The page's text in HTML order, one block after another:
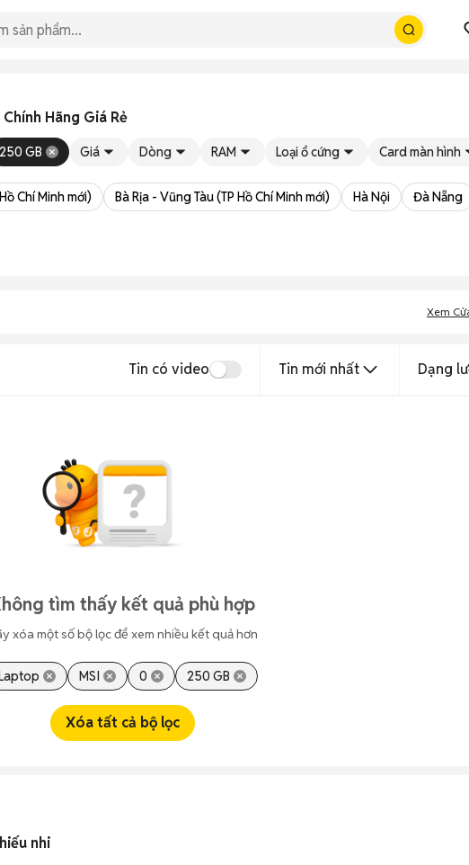
Hãng Giá Rẻ
250 GB Giá Dòng RAM Loại ổ cứng Card màn hình
Chí Minh mới) Bà Rịa - Vũng Tàu (TP Hồ Chí Minh mới) Hà Nội Đà Nẵng
Xem
Tin có video Tin mới nhất Dạng
tìm thấy kết quả phù hợp
xóa một số bộ lọc để xem nhiều kết quả hơn
MSI 0 250 GB
Xóa tất cả bộ lọc
nhi